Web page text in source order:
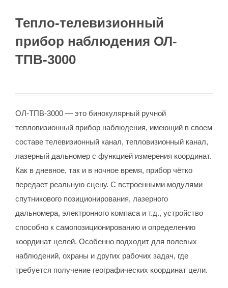
Тепло-телевизионный
прибор наблюдения ОЛ-
ТПВ-3000
ОЛ-ТПВ-3000 — это бинокулярный ручной
тепловизионный прибор наблюдения, имеющий в своем
составе телевизионный канал, тепловизионный канал,
лазерный дальномер с функцией измерения координат.
Как в дневное, так и в ночное время, прибор чётко
передает реальную сцену. С встроенными модулями
спутникового позиционирования, лазерного
дальномера, электронного компаса и т.д., устройство
способно к самопозиционированию и определению
координат целей. Особенно подходит для полевых
наблюдений, охраны и других рабочих задач, где
требуется получение географических координат цели.